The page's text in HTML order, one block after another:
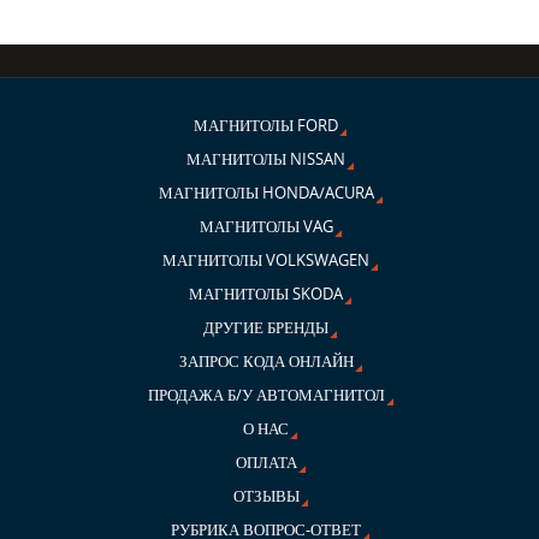
МАГНИТОЛЫ FORD
МАГНИТОЛЫ NISSAN
МАГНИТОЛЫ HONDA/ACURA
МАГНИТОЛЫ VAG
МАГНИТОЛЫ VOLKSWAGEN
МАГНИТОЛЫ SKODA
ДРУГИЕ БРЕНДЫ
ЗАПРОС КОДА ОНЛАЙН
ПРОДАЖА Б/У АВТОМАГНИТОЛ
О НАС
ОПЛАТА
ОТЗЫВЫ
РУБРИКА ВОПРОС-ОТВЕТ